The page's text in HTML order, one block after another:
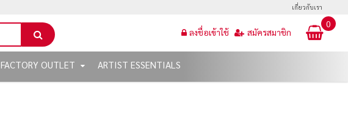
เกี่ยวกับเรา
0
ลงชื่อเข้าใช้ สมัครสมาชิก
FACTORY OUTLET
ARTIST ESSENTIALS